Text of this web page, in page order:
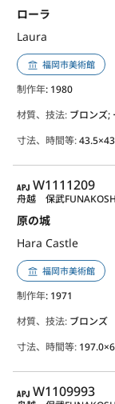
ローラ
Laura
福岡市美術館
制作年: 1980
材質、技法: ブロンズ;
寸法、時間等:
APJ
W1111209
原の城
Hara Castle
舟越 保武
福岡市美術館
制作年: 1971
材質、技法: ブロンズ
寸法、時間等:
APJ
W1109993